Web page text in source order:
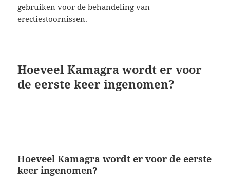
gebruiken voor de behandeling van
erectiestoornissen.
Hoeveel Kamagra wordt er voor
de eerste keer ingenomen?
Hoeveel Kamagra wordt er voor de eerste
keer ingenomen?